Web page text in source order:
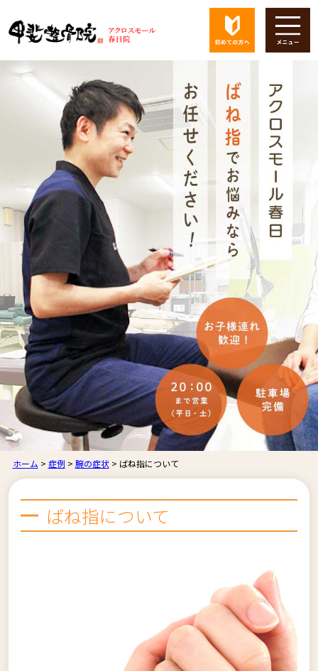
ホーム > 症例 > 腕の症状> ばね指について
ばね指について